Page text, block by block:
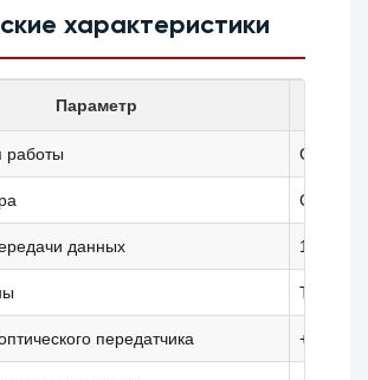
характеристики
Параметр
работы GPON,
C++
данных 1.25 /
Tx:
передатчика +5 ... +9